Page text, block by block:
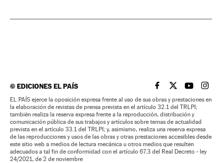
©EDICIONES EL PAÍS EL PAÍS BRASIL EN
EL PAÍSEL PAÍS
EL
EL PAÍS ejerce la oposición expresa frente al uso de sus obras y prestaciones en
la elaboración de revistas de prensa prevista en el artículo 32.1 del TRLPI;
también realiza la reserva expresa frente a la reproducción, distribución y
comunicación pública de sus trabajos y artículos sobre temas de actualidad
prevista en el artículo 33.1 del TRLPI; y, asimismo, realiza una reserva expresa
de las reproducciones y usos de las obras y otras prestaciones accesibles desde
este sitio web a medios de lectura mecánica u otros medios que resulten
adecuados a tal fin de conformidad con el artículo 67.3 del Real Decreto - ley
24/2021, de 2 de noviembre